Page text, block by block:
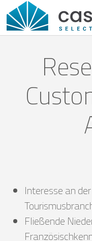
Frühstück
Interesse an
Fließende